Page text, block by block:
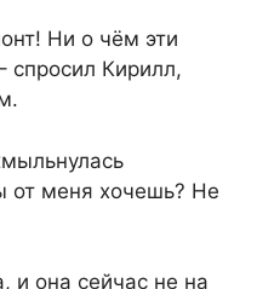
Ни о чём эти
спросил Кирилл,
от меня хочешь? Не
она сейчас не на